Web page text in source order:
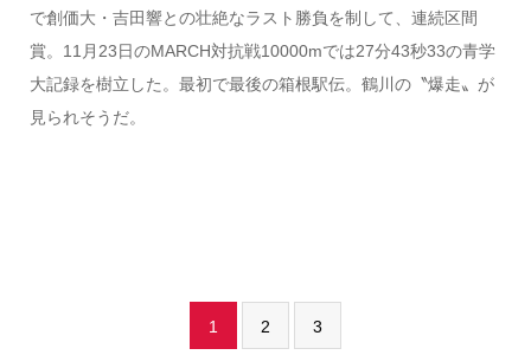
で創価大・吉田響との壮絶なラスト勝負を制して、連続区間
賞。11月23日のMARCH対抗戦10000mでは27分43秒33の青学
大記録を樹立した。最初で最後の箱根駅伝。鶴川の〝爆走〟が
見られそうだ。
1 2 3